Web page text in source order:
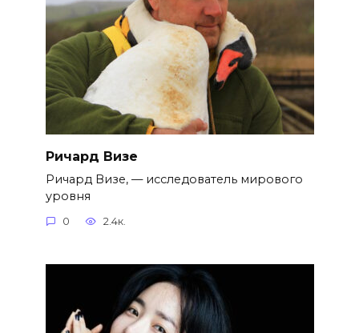
Ричард Визе
Ричард Визе, — исследователь мирового
уровня
0 2.4к.